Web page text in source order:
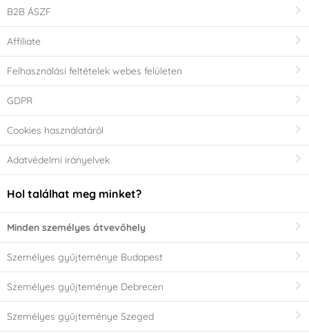
B2B ÁSZF
Affiliate
Felhasználási feltételek webes felületen
GDPR
Cookies használatáról
Adatvédelmi irányelvek
Hol találhat meg minket?
Minden személyes átvevőhely
Személyes gyűjteménye Budapest
Személyes gyűjteménye Debrecen
Személyes gyűjteménye Szeged